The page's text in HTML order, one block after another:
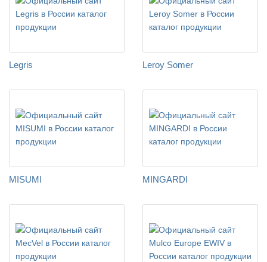
Legris Leroy Somer
MISUMI MINGARDI